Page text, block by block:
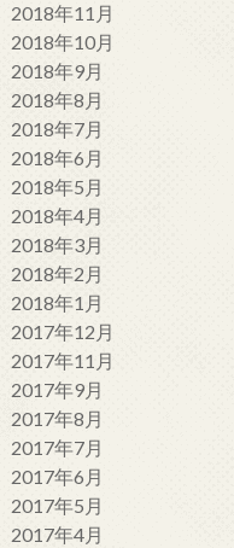
2018年11月
2018年10月
2018年9月
2018年8月
2018年7月
2018年6月
2018年5月
2018年4月
2018年3月
2018年2月
2018年1月
2017年12月
2017年11月
2017年9月
2017年8月
2017年7月
2017年6月
2017年5月
2017年4月